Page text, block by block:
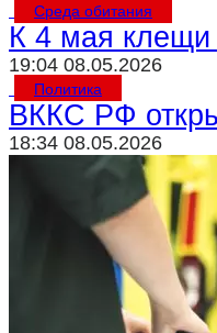
Среда обитания
К 4 мая клещи
19:04 08.05.2026
Политика
ВККС РФ
18:34 08.05.2026